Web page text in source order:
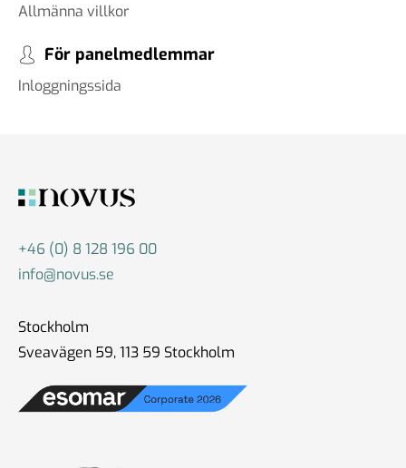
Allmänna villkor
För panelmedlemmar
Inloggningssida
+46 (0) 8 128 196 00
info@novus.se
Stockholm
Sveavägen 59, 113 59 Stockholm